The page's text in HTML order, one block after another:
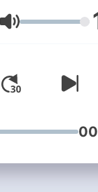
di
in
di crisi,
Volume